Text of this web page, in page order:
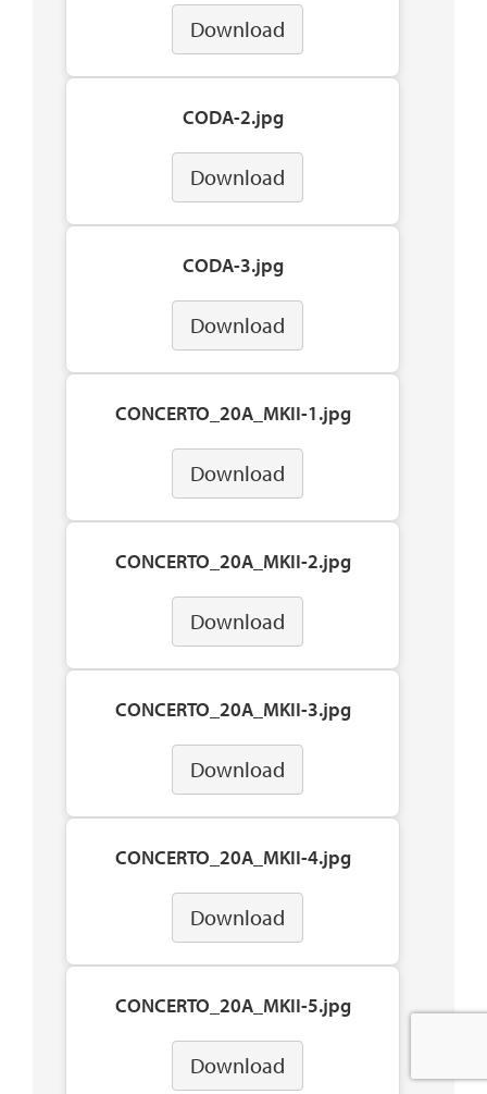
Download
CODA-2.jpg
Download
CODA-3.jpg
Download
CONCERTO_20A_MKII-1.jpg
Download
CONCERTO_20A_MKII-2.jpg
Download
CONCERTO_20A_MKII-3.jpg
Download
CONCERTO_20A_MKII-4.jpg
Download
CONCERTO_20A_MKII-5.jpg
Download